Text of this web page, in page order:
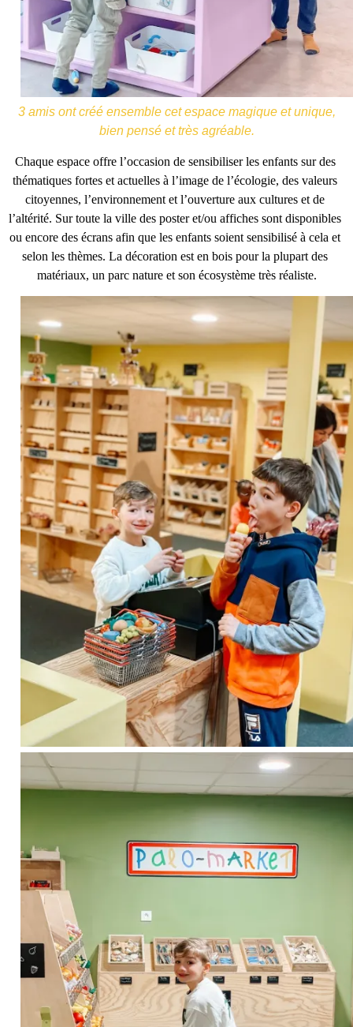
3 amis ont créé ensemble cet espace magique et unique,
bien pensé et très agréable.
Chaque espace offre l’occasion de sensibiliser les enfants sur des
thématiques fortes et actuelles à l’image de l’écologie, des valeurs
citoyennes, l’environnement et l’ouverture aux cultures et de
l’altérité. Sur toute la ville des poster et/ou affiches sont disponibles
ou encore des écrans afin que les enfants soient sensibilisé à cela et
selon les thèmes. La décoration est en bois pour la plupart des
matériaux, un parc nature et son écosystème très réaliste.